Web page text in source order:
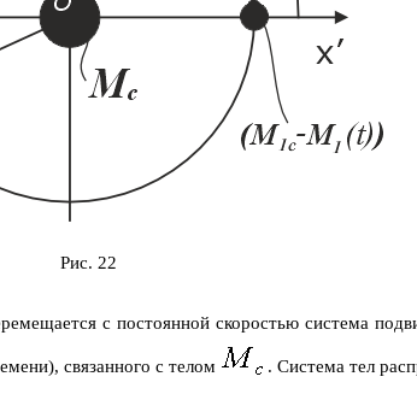
Рис. 22
с постоянной скоростью система
связанного с телом . Система тел